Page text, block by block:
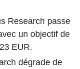
Research passe
un objectif de
EUR.
dégrade de